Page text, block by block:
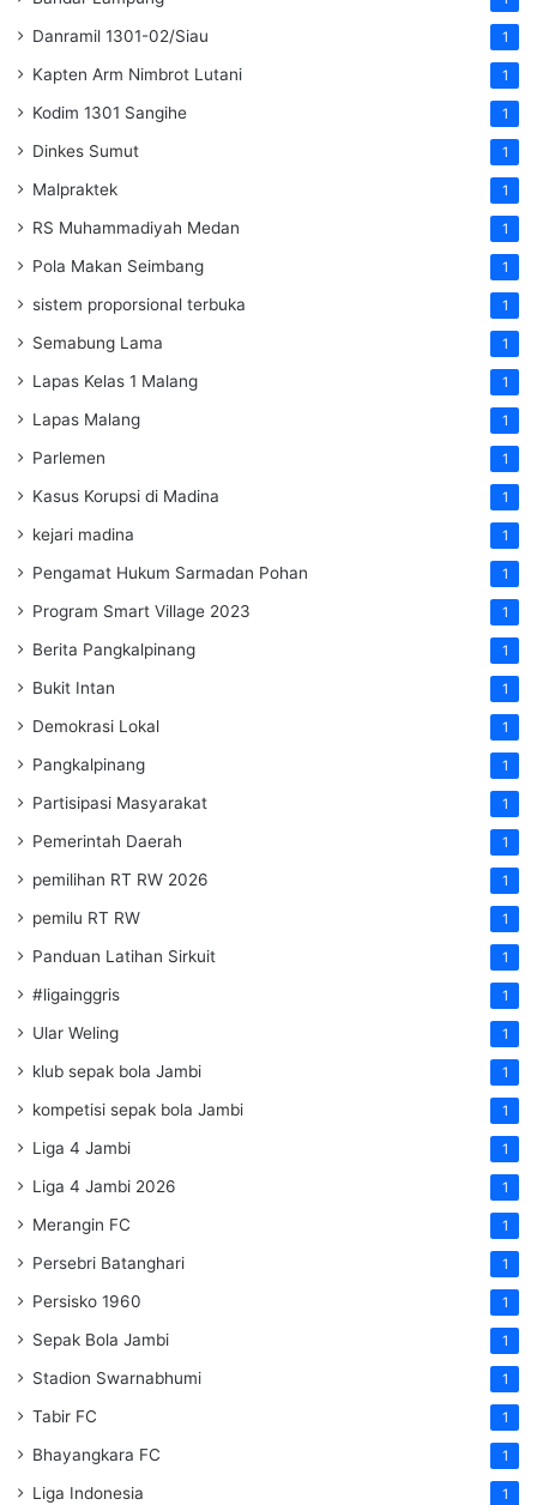
Danramil 1301-02/Siau 1
Kapten Arm Nimbrot Lutani 1
Kodim 1301 Sangihe 1
Dinkes Sumut 1
Malpraktek 1
RS Muhammadiyah Medan 1
Pola Makan Seimbang 1
sistem proporsional terbuka 1
Semabung Lama 1
Lapas Kelas 1 Malang 1
Lapas Malang 1
Parlemen 1
Kasus Korupsi di Madina 1
kejari madina 1
Pengamat Hukum Sarmadan Pohan 1
Program Smart Village 2023 1
Berita Pangkalpinang 1
Bukit Intan 1
Demokrasi Lokal 1
Pangkalpinang 1
Partisipasi Masyarakat 1
Pemerintah Daerah 1
pemilihan RT RW 2026 1
pemilu RT RW 1
Panduan Latihan Sirkuit 1
#ligainggris 1
Ular Weling 1
klub sepak bola Jambi 1
kompetisi sepak bola Jambi 1
Liga 4 Jambi 1
Liga 4 Jambi 2026 1
Merangin FC 1
Persebri Batanghari 1
Persisko 1960 1
Sepak Bola Jambi 1
Stadion Swarnabhumi 1
Tabir FC 1
Bhayangkara FC 1
Liga Indonesia 1